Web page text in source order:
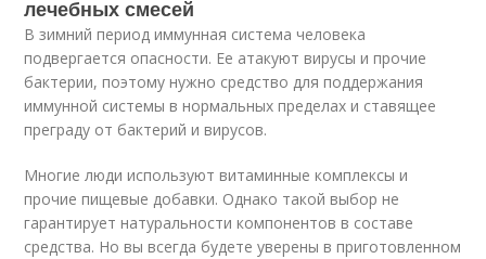
лечебных смесей
В зимний период иммунная система человека
подвергается опасности. Ее атакуют вирусы и прочие
бактерии, поэтому нужно средство для поддержания
иммунной системы в нормальных пределах и ставящее
преграду от бактерий и вирусов.
Многие люди используют витаминные комплексы и
прочие пищевые добавки. Однако такой выбор не
гарантирует натуральности компонентов в составе
средства. Но вы всегда будете уверены в приготовленном